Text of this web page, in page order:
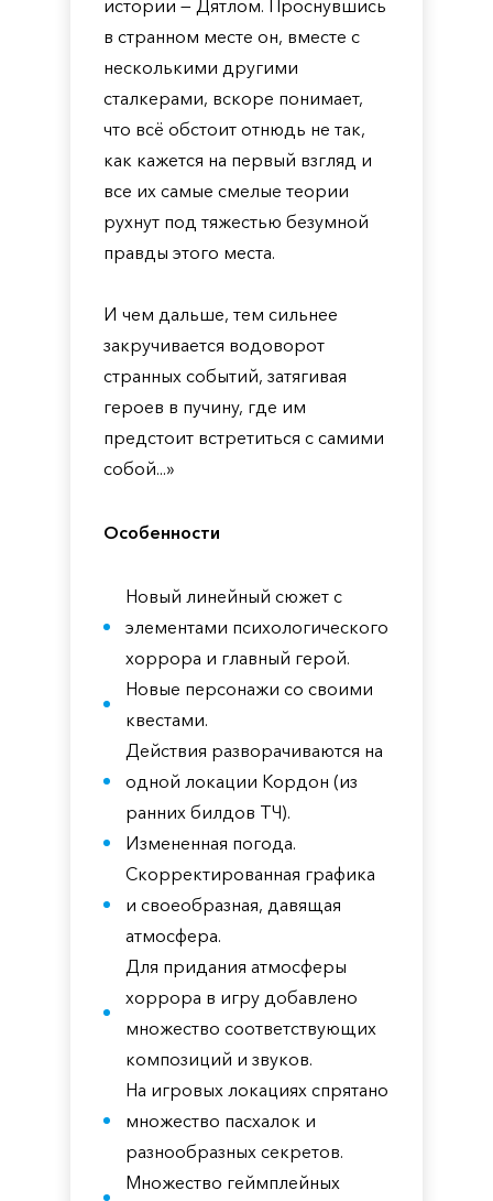
истории — Дятлом. Проснувшись
в странном месте он, вместе с
несколькими другими
сталкерами, вскоре понимает,
что всё обстоит отнюдь не так,
как кажется на первый взгляд и
все их самые смелые теории
рухнут под тяжестью безумной
правды этого места.
И чем дальше, тем сильнее
закручивается водоворот
странных событий, затягивая
героев в пучину, где им
предстоит встретиться с самими
собой...»
Особенности
Новый линейный сюжет с
элементами психологического
хоррора и главный герой.
Новые персонажи со своими
квестами.
Действия разворачиваются на
одной локации Кордон (из
ранних билдов ТЧ).
Измененная погода.
Скорректированная графика
и своеобразная, давящая
атмосфера.
Для придания атмосферы
хоррора в игру добавлено
множество соответствующих
композиций и звуков.
На игровых локациях спрятано
множество пасхалок и
разнообразных секретов.
Множество геймплейных